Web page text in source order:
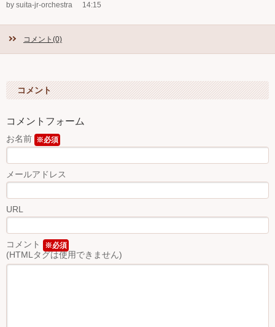
by suita-jr-orchestra 14:15
コメント(0)
コメント
コメントフォーム
お名前 ※必須
メールアドレス
URL
コメント ※必須
(HTMLタグは使用できません)